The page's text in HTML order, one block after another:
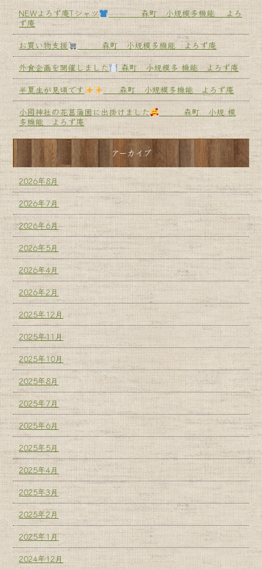
NEWよろず庵Tシャツ
森町 小規模多機能 よろ
ず庵
お買い物支援
森町 小規模多機能 よろず庵
外食企画を開催しました
森町 小規模多 機能 よろず庵
半夏生が見頃です
森町 小規模多機能 よろず庵
小國神社の花菖蒲園に出掛けました
森町 小規 模
多機能 よろず庵
アーカイブ
2026年8月
2026年7月
2026年6月
2026年5月
2026年4月
2026年2月
2025年12月
2025年11月
2025年10月
2025年8月
2025年7月
2025年6月
2025年5月
2025年4月
2025年3月
2025年2月
2025年1月
2024年12月